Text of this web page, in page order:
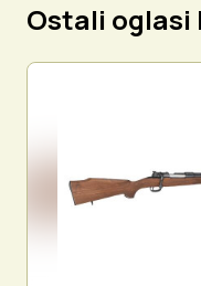
Ostali oglasi